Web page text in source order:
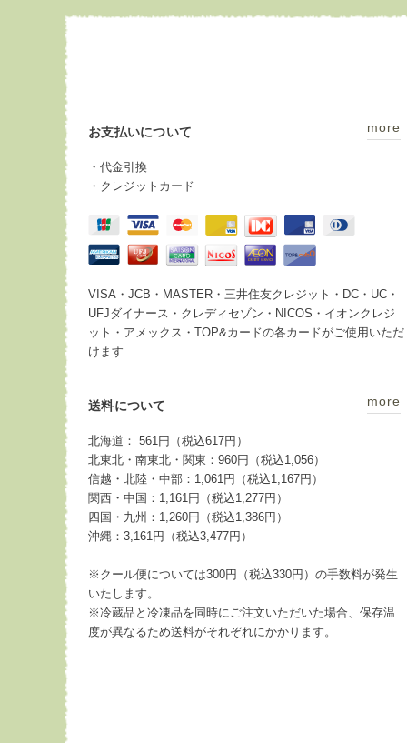
お支払いについて more
・代金引換
・クレジットカード
VISA・JCB・MASTER・三井住友クレジット・DC・UC・
UFJダイナース・クレディセゾン・NICOS・イオンクレジ
ット・アメックス・TOP&カードの各カードがご使用いただ
けます
送料について more
北海道： 561円（税込617円）
北東北・南東北・関東：960円（税込1,056）
信越・北陸・中部：1,061円（税込1,167円）
関西・中国：1,161円（税込1,277円）
四国・九州：1,260円（税込1,386円）
沖縄：3,161円（税込3,477円）
※クール便については300円（税込330円）の手数料が発生
いたします。
※冷蔵品と冷凍品を同時にご注文いただいた場合、保存温
度が異なるため送料がそれぞれにかかります。